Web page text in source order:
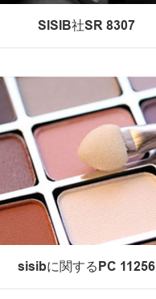
SISIB社SR 8307
sisibに関するPC 11256